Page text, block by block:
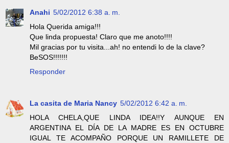
Anahi 5/02/2012 6:38 a. m.
Hola Querida amiga!!!
Que linda propuesta! Claro que me anoto!!!!
Mil gracias por tu visita...ah! no entendi lo de la clave?
BeSOS!!!!!!!
Responder
La casita de Maria Nancy 5/02/2012 6:42 a. m.
HOLA CHELA,QUE LINDA IDEA!!Y AUNQUE EN
ARGENTINA EL DÍA DE LA MADRE ES EN OCTUBRE
IGUAL TE ACOMPAÑO PORQUE UN RAMILLETE DE